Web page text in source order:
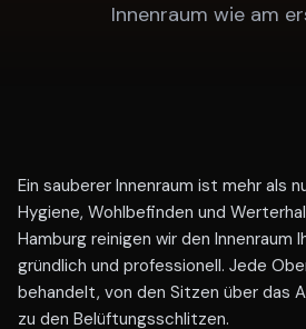
Innenraum wie am
Ein sauberer Innenraum ist mehr als
Hygiene, Wohlbefinden und
Hamburg reinigen wir den Innenraum
gründlich und professionell. Jede
behandelt, von den Sitzen über das
zu den Belüftungsschlitzen.